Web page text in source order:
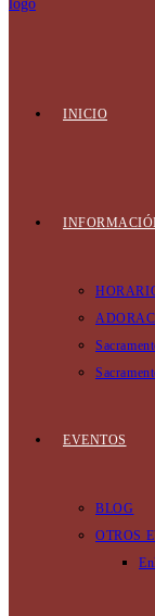
INICIO
EVENTOS
BLOG
OTROS